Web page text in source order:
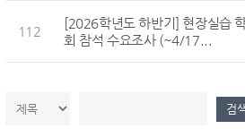
112
[2026학년도 하반기] 현장실습
회 참석 수요조사 (~4/17...
검